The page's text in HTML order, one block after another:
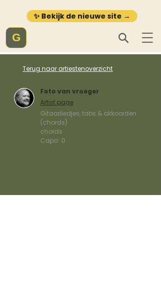
✨ Bekijk de nieuwe site →
G
Terug naar artiestenoverzicht
Foto van vroeger
Artist page
Gitaarliedjes, tabs & akkoorden
(chords)
chords
Capo: 0